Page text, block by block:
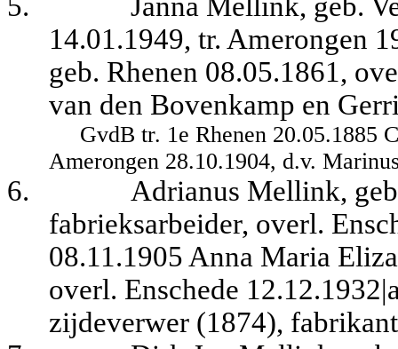
14.01.1949, tr. Amerongen
geb. Rhenen 08.05.1861,
van den Bovenkamp en
GvdB tr. 1e Rhenen 20.05.1885
Amerongen 28.10.1904, d.v.
6.
Adrianus Mellink,
fabrieksarbeider, overl.
08.11.1905 Anna Maria
overl. Enschede
zijdeverwer (1874),